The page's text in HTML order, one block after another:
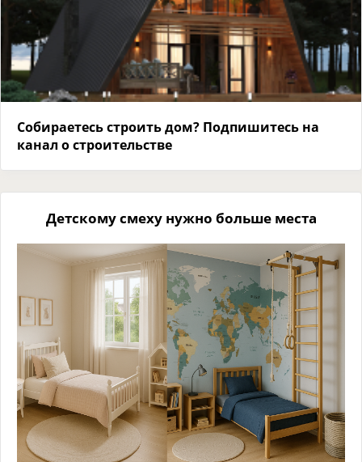
Собираетесь строить дом? Подпишитесь на
канал о строительстве
Детскому смеху нужно больше места